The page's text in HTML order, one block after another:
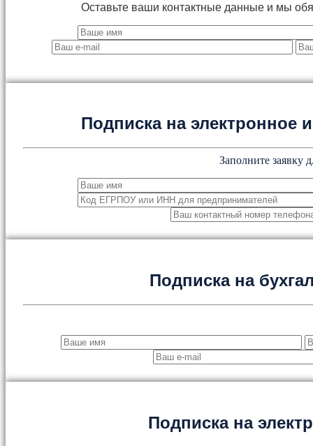
Оставьте ваши контактные данные и мы
Подписка на электронное
Заполните заявку
Подписка на
Подписка на